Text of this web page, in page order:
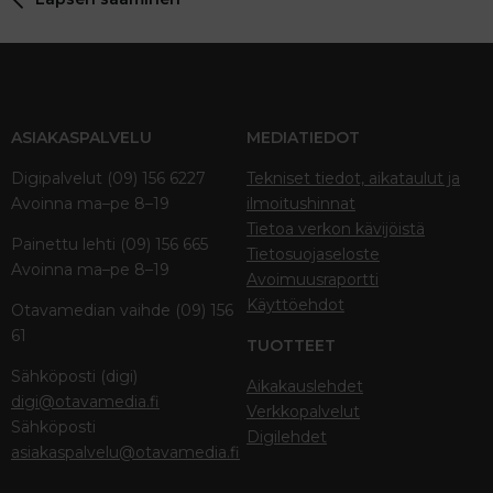
ASIAKASPALVELU
Digipalvelut (09) 156 6227
Avoinna ma–pe 8–19
Painettu lehti (09) 156 665
Avoinna ma–pe 8–19
Otavamedian vaihde (09) 156
61
Sähköposti (digi)
digi@otavamedia.fi
Sähköposti
asiakaspalvelu@otavamedia.fi
MEDIATIEDOT
Tekniset tiedot, aikataulut ja
ilmoitushinnat
Tietoa verkon kävijöistä
Tietosuojaseloste
Avoimuusraportti
Käyttöehdot
TUOTTEET
Aikakauslehdet
Verkkopalvelut
Digilehdet